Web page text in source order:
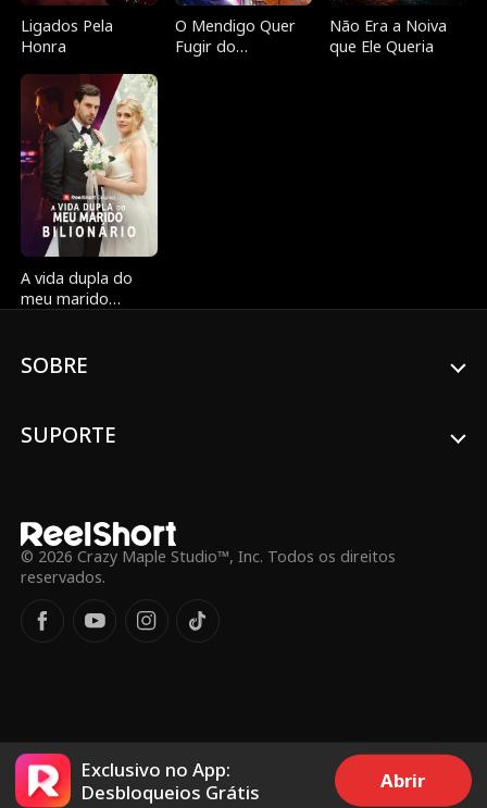
Ligados Pela
Honra
O Mendigo Quer
Fugir do
Não Era a Noiva
que Ele Queria
A vida dupla do
meu marido
SOBRE
SUPORTE
© 2026 Crazy Maple Studio™, Inc. Todos os direitos
reservados.
Exclusivo no App:
Desbloqueios Grátis
Abrir